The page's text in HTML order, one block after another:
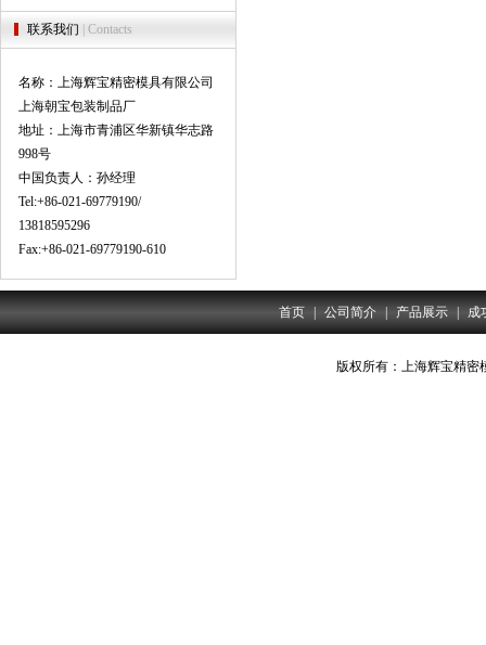
联系我们 | Contacts
名称：上海辉宝精密模具有限公司
上海朝宝包装制品厂
地址：上海市青浦区华新镇华志路
998号
中国负责人：孙经理
Tel:+86-021-69779190/
13818595296
Fax:+86-021-69779190-610
首页 公司简介 产品展示 成
版权所有：上海辉宝精密